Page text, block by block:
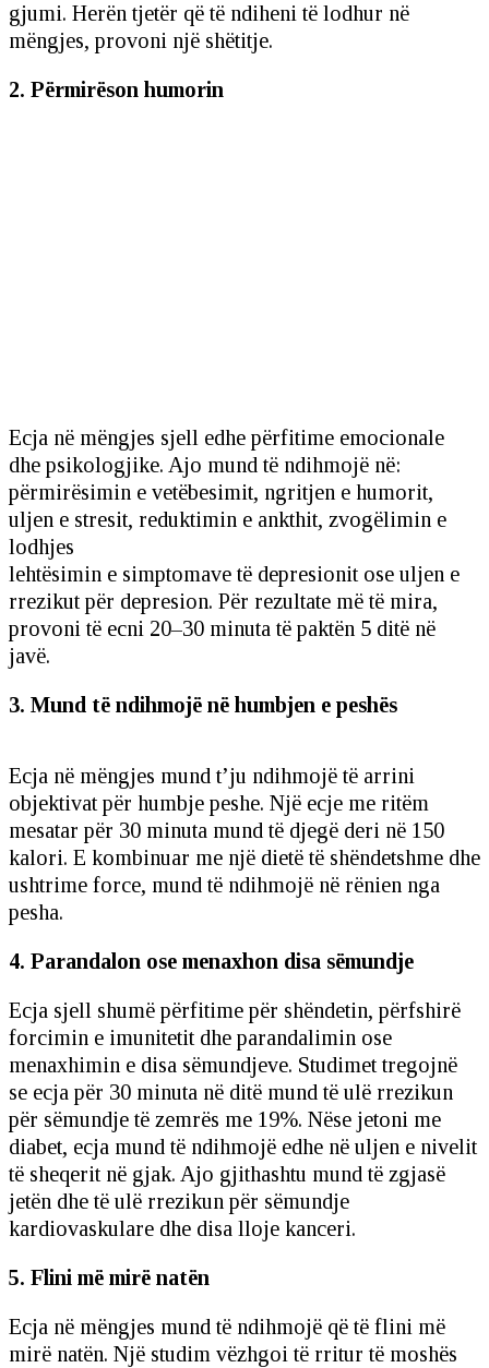
gjumi. Herën tjetër që të ndiheni të lodhur në
mëngjes, provoni një shëtitje.
2. Përmirëson humorin
Ecja në mëngjes sjell edhe përfitime emocionale
dhe psikologjike. Ajo mund të ndihmojë në:
përmirësimin e vetëbesimit, ngritjen e humorit,
uljen e stresit, reduktimin e ankthit, zvogëlimin e
lodhjes
lehtësimin e simptomave të depresionit ose uljen e
rrezikut për depresion. Për rezultate më të mira,
provoni të ecni 20–30 minuta të paktën 5 ditë në
javë.
3. Mund të ndihmojë në humbjen e peshës
Ecja në mëngjes mund t’ju ndihmojë të arrini
objektivat për humbje peshe. Një ecje me ritëm
mesatar për 30 minuta mund të djegë deri në 150
kalori. E kombinuar me një dietë të shëndetshme dhe
ushtrime force, mund të ndihmojë në rënien nga
pesha.
4. Parandalon ose menaxhon disa sëmundje
Ecja sjell shumë përfitime për shëndetin, përfshirë
forcimin e imunitetit dhe parandalimin ose
menaxhimin e disa sëmundjeve. Studimet tregojnë
se ecja për 30 minuta në ditë mund të ulë rrezikun
për sëmundje të zemrës me 19%. Nëse jetoni me
diabet, ecja mund të ndihmojë edhe në uljen e nivelit
të sheqerit në gjak. Ajo gjithashtu mund të zgjasë
jetën dhe të ulë rrezikun për sëmundje
kardiovaskulare dhe disa lloje kanceri.
5. Flini më mirë natën
Ecja në mëngjes mund të ndihmojë që të flini më
mirë natën. Një studim vëzhgoi të rritur të moshës